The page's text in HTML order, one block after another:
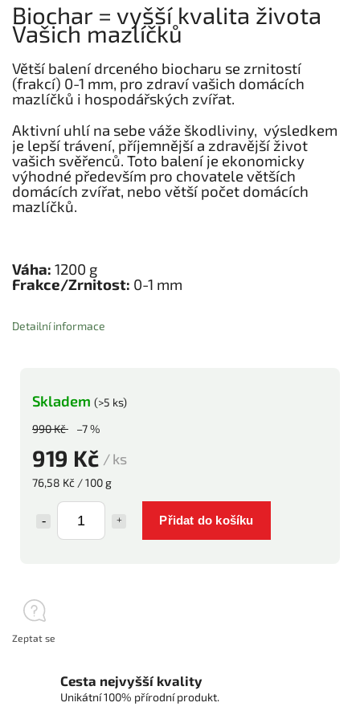
990 Kč –7 %
919 Kč / ks
76,58 Kč / 100 g
Přidat do košíku
Skladem (>5 ks)
Biochar = vyšší kvalita života
Vašich mazlíčků
Větší balení drceného biocharu se zrnitostí
(frakcí) 0-1 mm, pro zdraví vašich domácích
mazlíčků i hospodářských zvířat.
Aktivní uhlí na sebe váže škodliviny, výsledkem
je lepší trávení, příjemnější a zdravější život
vašich svěřenců. Toto balení je ekonomicky
výhodné především pro chovatele větších
domácích zvířat, nebo větší počet domácích
mazlíčků.
Váha: 1200 g
Frakce/Zrnitost: 0-1 mm
Detailní informace
Zeptat se
Cesta nejvyšší kvality
Unikátní 100% přírodní produkt.